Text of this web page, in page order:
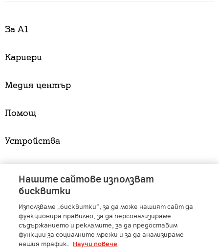
За А1
Кариери
Медия център
Помощ
Устройства
A1 Austria - A1 Croatia - A1 Serbia - A1 Belarus
A1 Bulgaria
- A1 Macedonia - A1 Slovenia
A1 Digital
- Member of A1 Group
Нашите сайтове използват
бисквитки
Използваме „бисквитки“, за да може нашият сайт да
функционира правилно, за да персонализираме
съдържанието и рекламите, за да предоставим
функции за социалните мрежи и за да анализираме
нашия трафик.
Научи повече